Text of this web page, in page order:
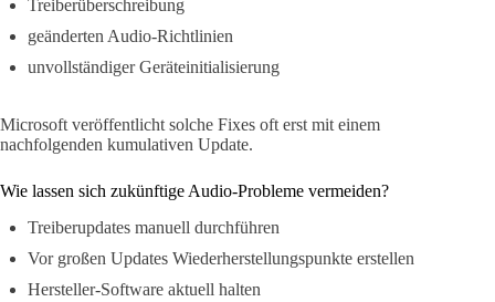
Treiberüberschreibung
geänderten Audio-Richtlinien
unvollständiger Geräteinitialisierung
Microsoft veröffentlicht solche Fixes oft erst mit einem
nachfolgenden kumulativen Update.
Wie lassen sich zukünftige Audio-Probleme vermeiden?
Treiberupdates manuell durchführen
Vor großen Updates Wiederherstellungspunkte erstellen
Hersteller-Software aktuell halten